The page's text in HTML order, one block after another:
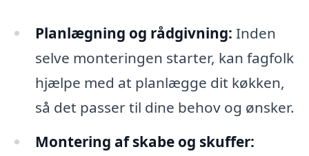
Planlægning og rådgivning: Inden
selve monteringen starter, kan fagfolk
hjælpe med at planlægge dit køkken,
så det passer til dine behov og ønsker.
Montering af skabe og skuffer: